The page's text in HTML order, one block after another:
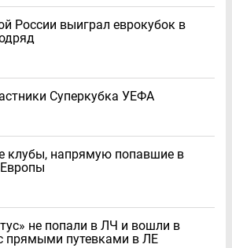
России выиграл еврокубок в
Суперкубка УЕФА
клубы, напрямую попавшие в
не попали в ЛЧ и вошли в
прямыми путевками в ЛЕ